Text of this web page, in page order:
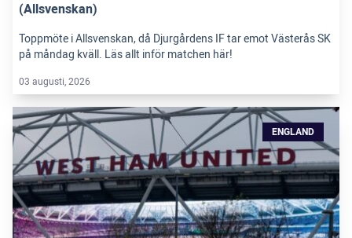
(Allsvenskan)
Toppmöte i Allsvenskan, då Djurgårdens IF tar emot Västerås SK
på måndag kväll. Läs allt inför matchen här!
03 augusti, 2026
ENGLAND